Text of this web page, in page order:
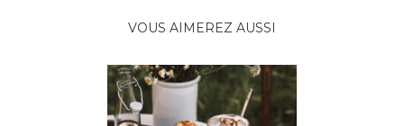
VOUS AIMEREZ AUSSI